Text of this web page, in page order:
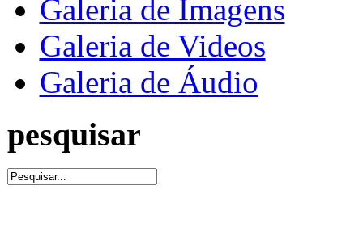
Galeria de Imagens
Galeria de Videos
Galeria de Áudio
pesquisar